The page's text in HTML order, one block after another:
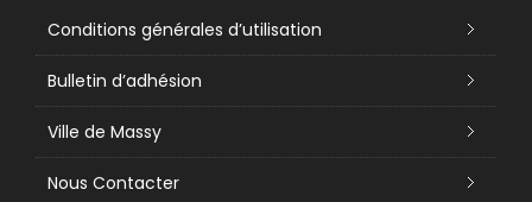
Conditions générales d’utilisation
Bulletin d’adhésion
Ville de Massy
Nous Contacter